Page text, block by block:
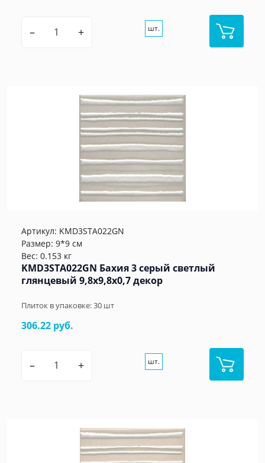
– + шт.
Артикул: KMD3STA022GN
Размер: 9*9 см
Вес: 0.153 кг
KMD3STA022GN Бахия 3 серый светлый
глянцевый 9,8x9,8x0,7 декор
Плиток в упаковке:30 шт
306.22 руб.
– + шт.